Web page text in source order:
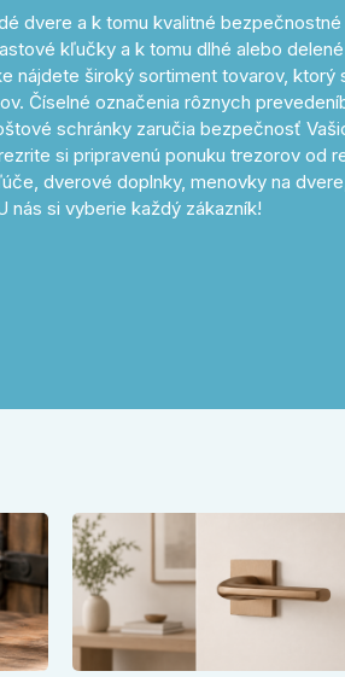
dvere a k tomu kvalitné
kľučky a k tomu dlhé alebo
nájdete široký sortiment tovarov, ktorý
Číselné označenia rôznych
schránky zaručia bezpečnosť
si pripravenú ponuku trezorov od
dverové doplnky, menovky na
nás si vyberie každý zákazník!